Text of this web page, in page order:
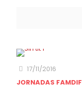
17/11/2016
JORNADAS FAMDIF